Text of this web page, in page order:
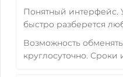
Понятный интерфейс.
быстро разберется
Возможность
круглосуточно. Сроки